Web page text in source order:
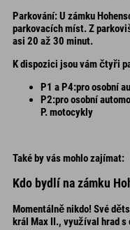
Parkování: U zámku
parkovacích míst. Z
asi 20 až 30 minut.
K dispozici jsou vám čtyři
P1 a P4:pro osobní
P2:pro osobní
P. motocykly
Také by vás mohlo zajímat:
Kdo bydlí na zámku
Momentálně nikdo! Své
král Max II., využíval hrad s